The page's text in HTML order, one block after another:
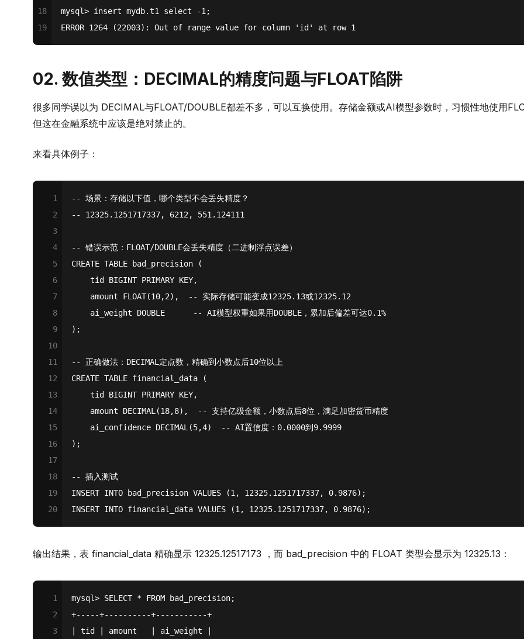
18
19
mysql> insert mydb.t1 select -1;
ERROR 1264 (22003): Out of range value for column 'id' at row 1
02. 数值类型：DECIMAL的精度问题与FLOAT陷阱
很多同学误以为 DECIMAL与FLOAT/DOUBLE都差不多，可以互换使用。存储金额或AI模型参数时，习惯性地使用
但这在金融系统中应该是绝对禁止的。
来看具体例子：
1
2
3
4
5
6
7
8
9
10
11
12
13
14
15
16
17
18
19
20
-- 场景：存储以下值，哪个类型不会丢失精度？
-- 12325.1251717337, 6212, 551.124111
-- 错误示范：FLOAT/DOUBLE会丢失精度（二进制浮点误差）
CREATE TABLE bad_precision (
    tid
BIGINT PRIMARY KEY,
    amount
FLOAT(10,2),
-- 实际存储可能变成12325.13或12325.12
    ai_weight
DOUBLE
-- AI模型权重如果用DOUBLE，累加后偏差可达0.1%
);
-- 正确做法：DECIMAL定点数，精确到小数点后10位以上
CREATE TABLE financial_data (
    tid
BIGINT PRIMARY KEY,
    amount
DECIMAL (18,8),
-- 支持亿级金额，小数点后8位，满足加密货币精度
    ai_confidence
DECIMAL (5,4)
-- AI置信度：0.0000到9.9999
);
-- 插入测试
INSERT INTO bad_precision VALUES (1 , 12325.1251717337, 0.9876);
INSERT INTO financial_data VALUES (1 , 12325.1251717337, 0.9876);
输出结果，表 financial_data 精确显示 12325.12517173 ，而 bad_precision 中的 FLOAT 类型会显示为 12325.13：
1
2
3
mysql> SELECT * FROM bad_precision;
+-----+----------+-----------+
| tid | amount   | ai_weight |